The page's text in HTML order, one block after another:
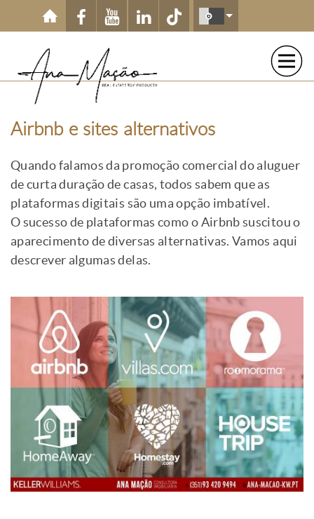
Passar para o conteúdo principal
Airbnb e sites alternativos
Quando falamos da promoção comercial do aluguer
de curta duração de casas, todos sabem que as
plataformas digitais são uma opção imbatível.
O sucesso de plataformas como o Airbnb suscitou o
aparecimento de diversas alternativas. Vamos aqui
descrever algumas delas.